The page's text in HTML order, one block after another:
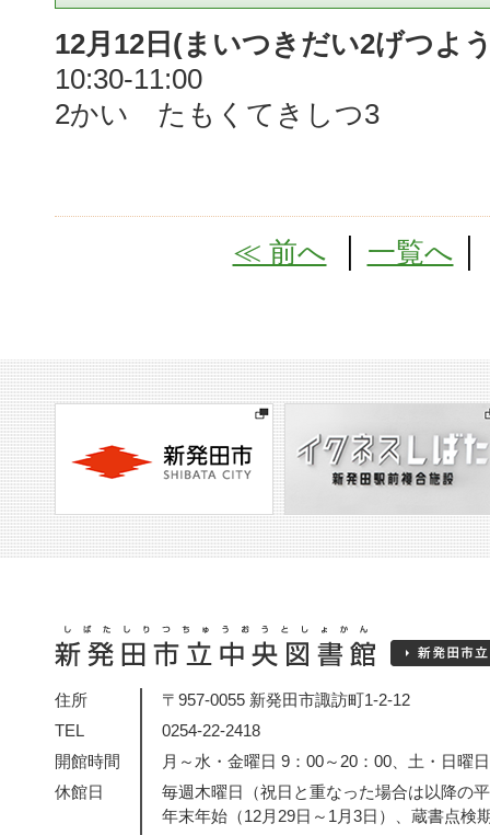
12月12日(まいつきだい2げつよ
10:30-11:00
2かい たもくてきしつ3
≪ 前へ 一覧へ
住所
〒957-0055 新発田市諏訪町1-2-12
TEL
0254-22-2418
開館時間
月～水・金曜日 9：00～20：00、土・日曜
休館日
毎週木曜日（祝日と重なった場合は以降の
年末年始（12月29日～1月3日）、蔵書点検